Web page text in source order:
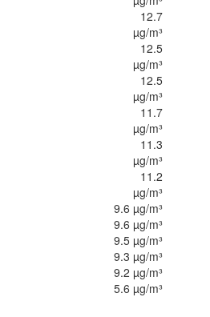
12.7
µg/m³
12.5
µg/m³
12.5
µg/m³
11.7
µg/m³
11.3
µg/m³
11.2
µg/m³
9.6 µg/m³
9.6 µg/m³
9.5 µg/m³
9.3 µg/m³
9.2 µg/m³
5.6 µg/m³